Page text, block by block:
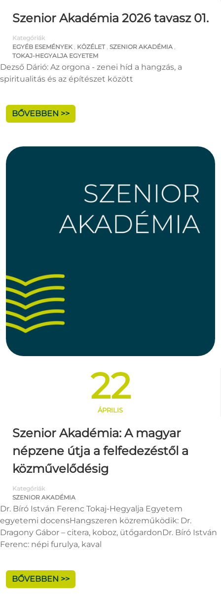
Szenior Akadémia 2026 tavasz 01.
Kategóriák
EGYÉB ESEMÉNYEK , KÖZÉLET, SZENIOR AKADÉMIA ,
TOKAJ-HEGYALJA EGYETEM
Dezső Dárió: Az orgona - zenei híd a hangzás, a
spiritualitás és az építészet között
BŐVEBBEN >>
22
ÁPRILIS
Szenior Akadémia: A magyar
népzene útja a felfedezéstől a
közművelődésig
Kategóriák
SZENIOR AKADÉMIA
Dr. Bíró István Ferenc Tokaj-Hegyalja Egyetem
egyetemi docensHangszeren közreműködik: Dr.
Dragony Gábor – citera, koboz, ütőgardonDr. Bíró István
Ferenc: népi furulya, kaval
BŐVEBBEN >>